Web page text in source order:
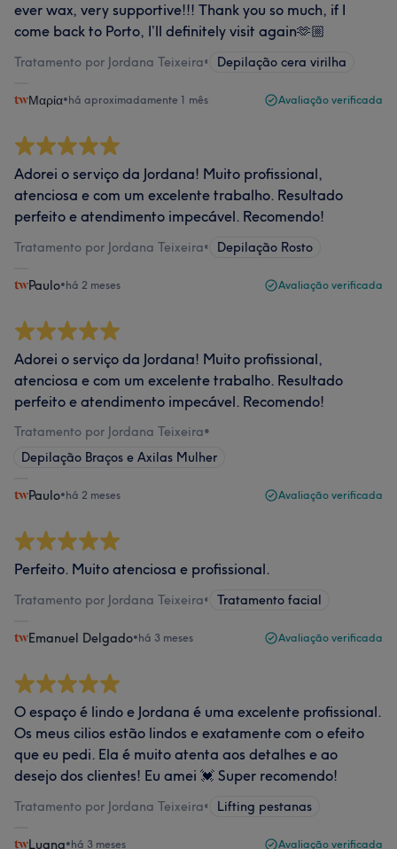
ever wax, very supportive!!! Thank you so much, if I
come back to Porto, I’ll definitely visit again🫶🏼
Tratamento por Jordana Teixeira• Depilação cera virilha
Μαρία•há aproximadamente 1 mês Avaliação verificada
Adorei o serviço da Jordana! Muito profissional,
atenciosa e com um excelente trabalho. Resultado
perfeito e atendimento impecável. Recomendo!
Tratamento por Jordana Teixeira• Depilação Rosto
Paulo•há 2 meses Avaliação verificada
Adorei o serviço da Jordana! Muito profissional,
atenciosa e com um excelente trabalho. Resultado
perfeito e atendimento impecável. Recomendo!
Tratamento por Jordana Teixeira•
Depilação Braços e Axilas Mulher
Paulo•há 2 meses Avaliação verificada
Perfeito. Muito atenciosa e profissional.
Tratamento por Jordana Teixeira• Tratamento facial
Emanuel Delgado•há 3 meses Avaliação verificada
O espaço é lindo e Jordana é uma excelente profissional.
Os meus cilios estão lindos e exatamente com o efeito
que eu pedi. Ela é muito atenta aos detalhes e ao
desejo dos clientes! Eu amei 💓 Super recomendo!
Tratamento por Jordana Teixeira• Lifting pestanas
Luana•há 3 meses Avaliação verificada